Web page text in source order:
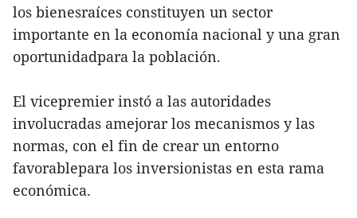
los bienesraíces constituyen un sector
importante en la economía nacional y una gran
oportunidadpara la población.
El vicepremier instó a las autoridades
involucradas amejorar los mecanismos y las
normas, con el fin de crear un entorno
favorablepara los inversionistas en esta rama
económica.